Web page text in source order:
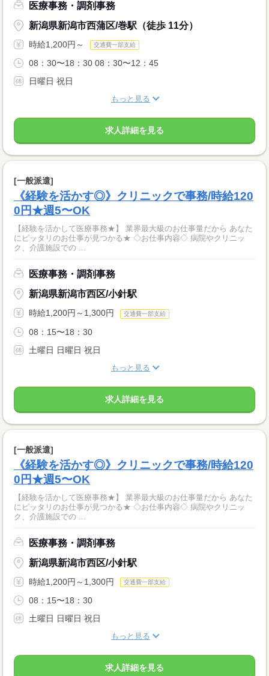
医療事務・調剤事務
新潟県新潟市西蒲区/巻駅（徒歩 11分）
時給1,200円～ 交通費一部支給
08：30〜18：30 08：30〜12：45
日曜日 祝日
もっと見る
求人詳細を見る
[一般派遣]
《経験を活かす◎》クリニックで事務/時給120
0円★週5〜OK
【経験を活かして医療事務★】 業界最大級のお仕事量だから あなた
にピッタリのお仕事が見つかる★ ◇お仕事内容◇ 病院やクリニッ
ク、介護施設での ...
医療事務・調剤事務
新潟県新潟市西区/小針駅
時給1,200円～1,300円 交通費一部支給
08：15〜18：30
土曜日 日曜日 祝日
もっと見る
求人詳細を見る
[一般派遣]
《経験を活かす◎》クリニックで事務/時給120
0円★週5〜OK
【経験を活かして医療事務★】 業界最大級のお仕事量だから あなた
にピッタリのお仕事が見つかる★ ◇お仕事内容◇ 病院やクリニッ
ク、介護施設での ...
医療事務・調剤事務
新潟県新潟市西区/小針駅
時給1,200円～1,300円 交通費一部支給
08：15〜18：30
土曜日 日曜日 祝日
もっと見る
求人詳細を見る